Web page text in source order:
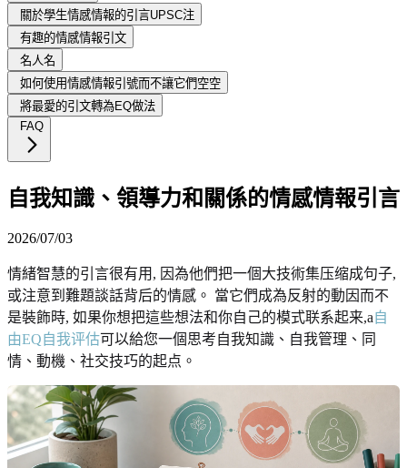
關於學生情感情報的引言UPSC注
有趣的情感情報引文
名人名
如何使用情感情報引號而不讓它們空空
將最愛的引文轉為EQ做法
FAQ
自我知識、領導力和關係的情感情報引言
2026/07/03
情緒智慧的引言很有用, 因為他們把一個大技術集压缩成句子,
或注意到難題談話背后的情感。 當它們成為反射的動因而不
是裝飾時, 如果你想把這些想法和你自己的模式联系起来,a自
由EQ自我评估可以給您一個思考自我知識、自我管理、同
情、動機、社交技巧的起点。